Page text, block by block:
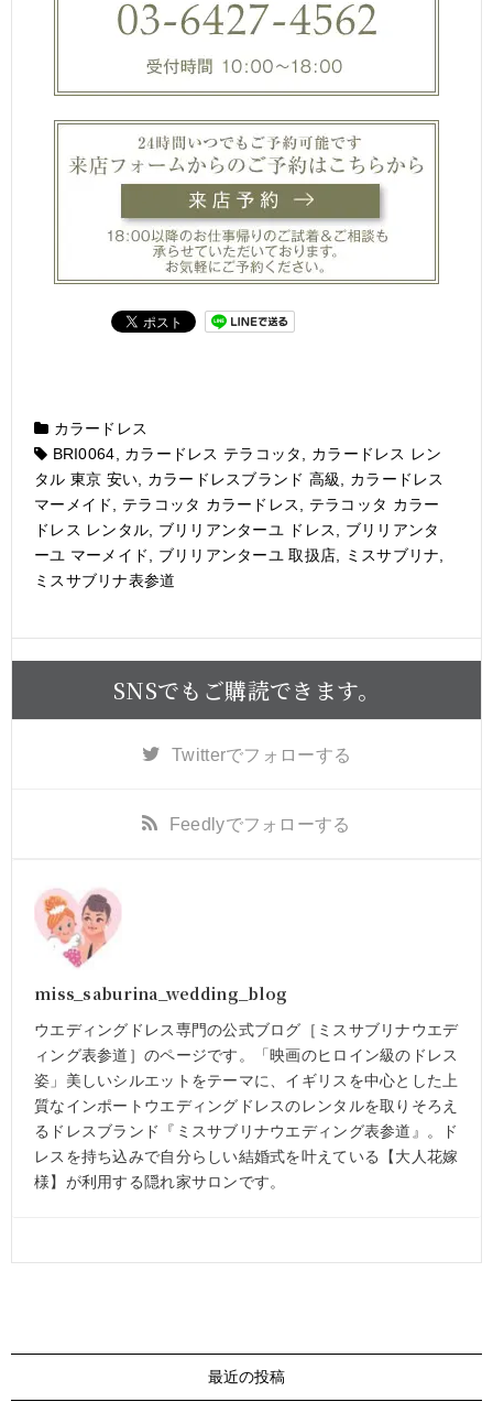
カラードレス
BRI0064, カラードレス テラコッタ, カラードレス レン
タル 東京 安い, カラードレスブランド 高級, カラードレス
マーメイド, テラコッタ カラードレス, テラコッタ カラー
ドレス レンタル, ブリリアンターユ ドレス, ブリリアンタ
ーユ マーメイド, ブリリアンターユ 取扱店, ミスサブリナ,
ミスサブリナ表参道
SNSでもご購読できます。
Twitterでフォローする
Feedlyでフォローする
miss_saburina_wedding_blog
ウエディングドレス専門の公式ブログ［ミスサブリナウエデ
ィング表参道］のページです。「映画のヒロイン級のドレス
姿」美しいシルエットをテーマに、イギリスを中心とした上
質なインポートウエディングドレスのレンタルを取りそろえ
るドレスブランド『ミスサブリナウエディング表参道』。ド
レスを持ち込みで自分らしい結婚式を叶えている【大人花嫁
様】が利用する隠れ家サロンです。
最近の投稿